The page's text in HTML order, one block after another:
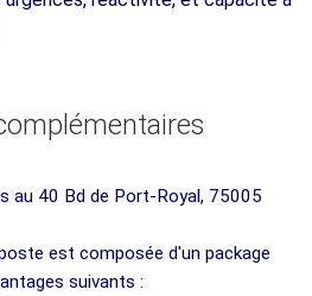
au 40 Bd de Port-Royal, 75005
est composée d'un package
suivants :